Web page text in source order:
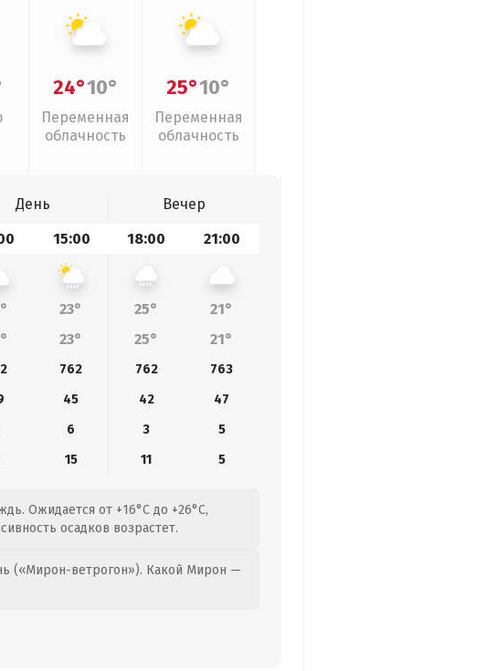
24°10°
Переменная
облачность
25°10°
Переменная
облачность
День
Вечер
15:00 18:00 21:00
23° 25°
21°
23° 25° 21°
762 762
763
45 42
47
6 3
5
15 11 5
Ожидается от +16°C до +26°C,
осадков возрастет.
(«Мирон-ветрогон»). Какой Мирон —